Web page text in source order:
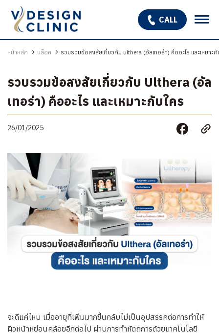
เกี่ยวกับเรา
OPEN SUBMENU
โปรแกรมรักษาหลุมสิว
รักษาผมร่วง ผมบาง
โปรโมชั่น
รีวิว
บทความ
ทีมแพทย์
ติดต่อเรา
CALL
หน้าหลัก บล็อค รวบรวมข้อสงสัยเกี่ยวกับ ulthera (อัลเทอร่า) คืออะไร และเหมาะกั
รวบรวมข้อสงสัยเกี่ยวกับ Ulthera (อัล
เทอร่า) คืออะไร และเหมาะกับใคร
26/01/2025
จะดีแค่ไหน เมื่ออายุที่เพิ่มมากขึ้นกลับไม่เป็นอุปสรรคต่อการทำให้
ผิวหน้าหย่อนคล้อยอีกต่อไป ผ่านการทำหัตถการด้วยเทคโนโลยี